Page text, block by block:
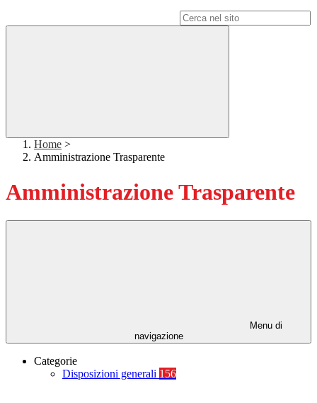
Home >
Amministrazione Trasparente
Amministrazione Trasparente
Menu di
navigazione
Categorie
Disposizioni generali 156